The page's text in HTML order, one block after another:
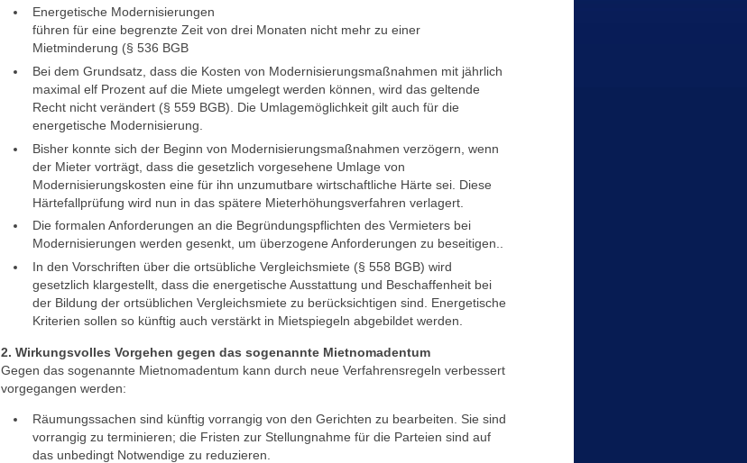
Energetische Modernisierungen
führen für eine begrenzte Zeit von drei Monaten nicht mehr zu einer
Mietminderung (§ 536 BGB
Bei dem Grundsatz, dass die Kosten von Modernisierungsmaßnahmen mit jährlich
maximal elf Prozent auf die Miete umgelegt werden können, wird das geltende
Recht nicht verändert (§ 559 BGB). Die Umlagemöglichkeit gilt auch für die
energetische Modernisierung.
Bisher konnte sich der Beginn von Modernisierungsmaßnahmen verzögern, wenn
der Mieter vorträgt, dass die gesetzlich vorgesehene Umlage von
Modernisierungskosten eine für ihn unzumutbare wirtschaftliche Härte sei. Diese
Härtefallprüfung wird nun in das spätere Mieterhöhungsverfahren verlagert.
Die formalen Anforderungen an die Begründungspflichten des Vermieters bei
Modernisierungen werden gesenkt, um überzogene Anforderungen zu beseitigen..
In den Vorschriften über die ortsübliche Vergleichsmiete (§ 558 BGB) wird
gesetzlich klargestellt, dass die energetische Ausstattung und Beschaffenheit bei
der Bildung der ortsüblichen Vergleichsmiete zu berücksichtigen sind. Energetische
Kriterien sollen so künftig auch verstärkt in Mietspiegeln abgebildet werden.
2. Wirkungsvolles Vorgehen gegen das sogenannte Mietnomadentum
Gegen das sogenannte Mietnomadentum kann durch neue Verfahrensregeln verbessert
vorgegangen werden:
Räumungssachen sind künftig vorrangig von den Gerichten zu bearbeiten. Sie sind
vorrangig zu terminieren; die Fristen zur Stellungnahme für die Parteien sind auf
das unbedingt Notwendige zu reduzieren.